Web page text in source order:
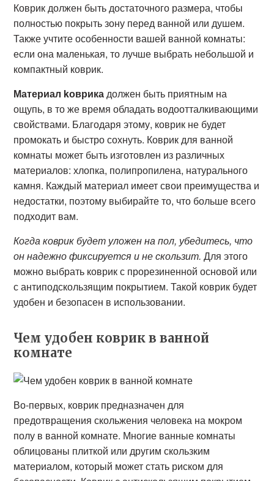
Коврик должен быть достаточного размера, чтобы
полностью покрыть зону перед ванной или душем.
Также учтите особенности вашей ванной комнаты:
если она маленькая, то лучше выбрать небольшой и
компактный коврик.
Материал kоврикадолжен быть приятным на
ощупь, в то же время обладать водоотталкивающими
свойствами. Благодаря этому, коврик не будет
промокать и быстро сохнуть. Коврик для ванной
комнаты может быть изготовлен из различных
материалов: хлопка, полипропилена, натурального
камня. Каждый материал имеет свои преимущества и
недостатки, поэтому выбирайте то, что больше всего
подходит вам.
Когда коврик будет уложен на пол, убедитесь, что
он надежно фиксируется и не скользит. Для этого
можно выбрать коврик с прорезиненной основой или
с антиподскользящим покрытием. Такой коврик будет
удобен и безопасен в использовании.
Чем удобен коврик в ванной
комнате
Во-первых, коврик предназначен для
предотвращения скольжения человека на мокром
полу в ванной комнате. Многие ванные комнаты
облицованы плиткой или другим скользким
материалом, который может стать риском для